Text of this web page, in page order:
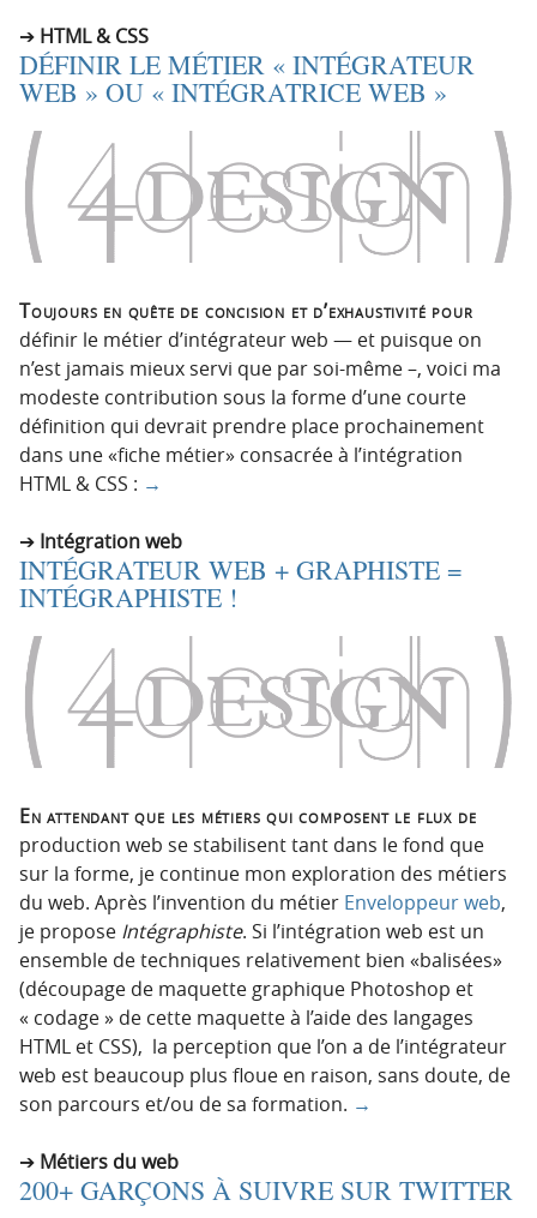
HTML & CSS
DÉFINIR LE MÉTIER « INTÉGRATEUR
WEB » OU « INTÉGRATRICE WEB »
Toujours en quête de concision et d’exhaustivité pour
définir le métier d’intégrateur web — et puisque on
n’est jamais mieux servi que par soi-même –, voici ma
modeste contribution sous la forme d’une courte
définition qui devrait prendre place prochainement
dans une «fiche métier» consacrée à l’intégration
HTML & CSS : →
Intégration web
INTÉGRATEUR WEB + GRAPHISTE =
INTÉGRAPHISTE !
En attendant que les métiers qui composent le flux de
production web se stabilisent tant dans le fond que
sur la forme, je continue mon exploration des métiers
du web. Après l’invention du métier Enveloppeur web,
je propose Intégraphiste. Si l’intégration web est un
ensemble de techniques relativement bien «balisées»
(découpage de maquette graphique Photoshop et
« codage » de cette maquette à l’aide des langages
HTML et CSS), la perception que l’on a de l’intégrateur
web est beaucoup plus floue en raison, sans doute, de
son parcours et/ou de sa formation. →
Métiers du web
200+ GARÇONS À SUIVRE SUR TWITTER